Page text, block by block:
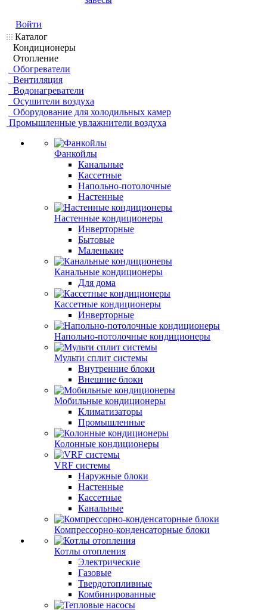
Войти
Каталог
Кондиционеры
Отопление
Обогреватели
Вентиляция
Водонагреватели
Осушители воздуха
Оборудование для холодильных камер
Промышленные увлажнители воздуха
Фанкойлы
Канальные
Кассетные
Напольно-потолочные
Настенные
Настенные кондиционеры
Инверторные
Бытовые
Маленькие
Канальные кондиционеры
Для дома
Кассетные кондиционеры
Инверторные
Напольно-потолочные кондиционеры
Мульти сплит системы
Внутренние блоки
Внешние блоки
Мобильные кондиционеры
Климатизаторы
Промышленные
Колонные кондиционеры
VRF системы
Наружные блоки
Настенные
Кассетные
Канальные
Компрессорно-конденсаторные блоки
Котлы отопления
Электрические
Газовые
Твердотопливные
Комбинированные